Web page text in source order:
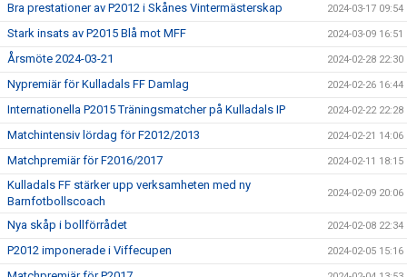
Bra prestationer av P2012 i Skånes Vintermästerskap 2024-03-17 09:54
Stark insats av P2015 Blå mot MFF 2024-03-09 16:51
Årsmöte 2024-03-21 2024-02-28 22:30
Nypremiär för Kulladals FF Damlag 2024-02-26 16:44
Internationella P2015 Träningsmatcher på Kulladals IP 2024-02-22 22:28
Matchintensiv lördag för F2012/2013 2024-02-21 14:06
Matchpremiär för F2016/2017 2024-02-11 18:15
Kulladals FF stärker upp verksamheten med ny
Barnfotbollscoach
2024-02-09 20:06
Nya skåp i bollförrådet 2024-02-08 22:34
P2012 imponerade i Viffecupen 2024-02-05 15:16